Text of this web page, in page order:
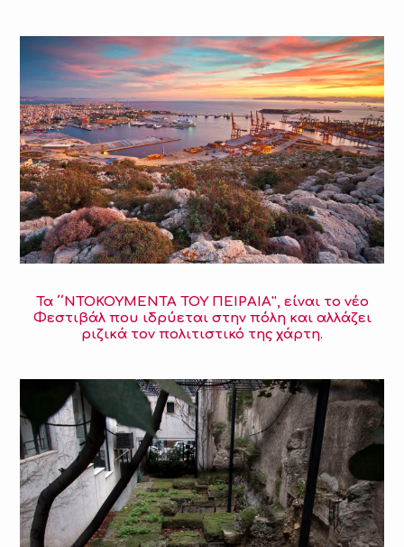
Τα ΄΄ΝΤΟΚΟΥΜΕΝΤΑ ΤΟΥ ΠΕΙΡΑΙΑ'', είναι το νέο
Φεστιβάλ που ιδρύεται στην πόλη και αλλάζει
ριζικά τον πολιτιστικό της χάρτη.